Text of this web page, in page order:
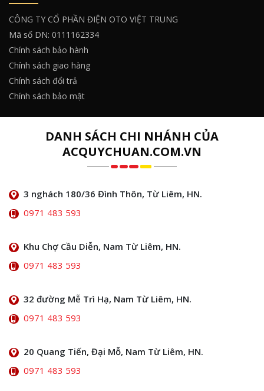
CÔNG TY CỔ PHẦN ĐIỆN OTO VIỆT TRUNG
Mã số DN: 0111162334
Chính sách bảo hành
Chính sách giao hàng
Chính sách đổi trả
Chính sách bảo mật
DANH SÁCH CHI NHÁNH CỦA
ACQUYCHUAN.COM.VN
3 nghách 180/36 Đình Thôn, Từ Liêm, HN.
0971 483 593
Khu Chợ Cầu Diễn, Nam Từ Liêm, HN.
0971 483 593
32 đường Mễ Trì Hạ, Nam Từ Liêm, HN.
0971 483 593
20 Quang Tiến, Đại Mỗ, Nam Từ Liêm, HN.
0971 483 593